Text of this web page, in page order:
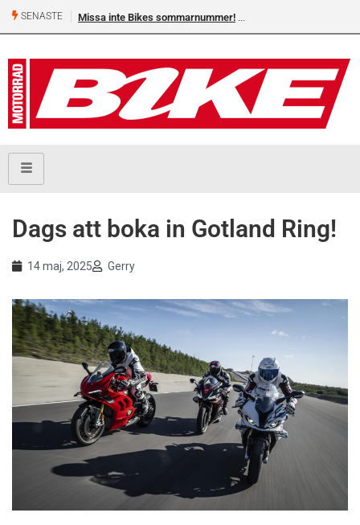
SENASTE Missa inte Bikes sommarnummer!
Dags att boka in Gotland Ring!
14 maj, 2025 Gerry